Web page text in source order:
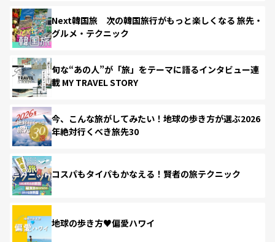
Next韓国旅 次の韓国旅行がもっと楽しくなる 旅先・
グルメ・テクニック
旬な“あの人”が「旅」をテーマに語るインタビュー連
載 MY TRAVEL STORY
今、こんな旅がしてみたい！地球の歩き方が選ぶ2026
年絶対行くべき旅先30
コスパもタイパもかなえる！賢者の旅テクニック
地球の歩き方♥偏愛ハワイ